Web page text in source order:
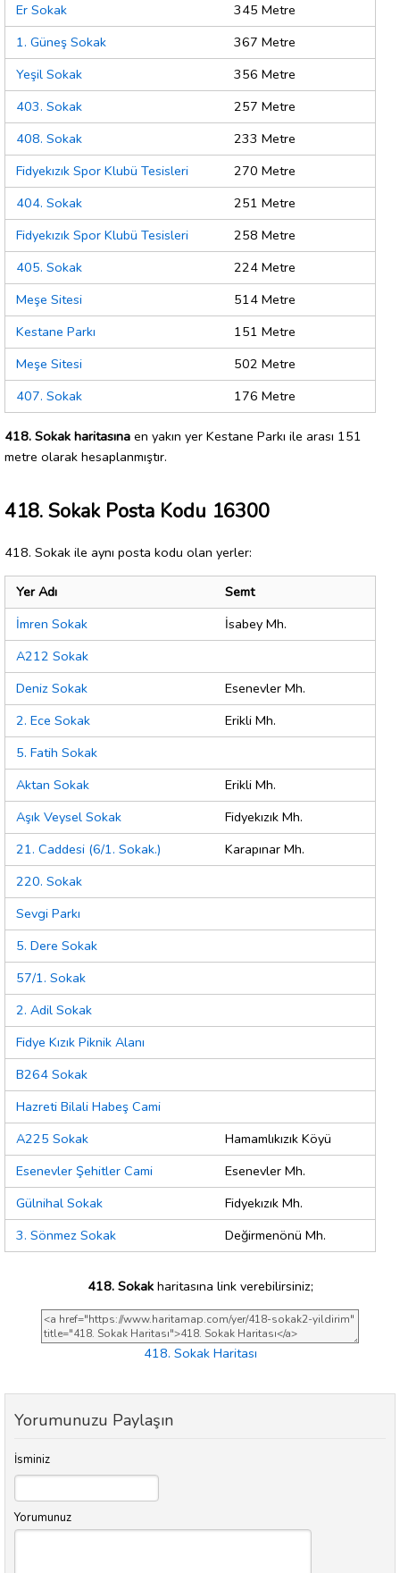
Er Sokak
345 Metre
1. Güneş Sokak
367 Metre
Yeşil Sokak
356 Metre
403. Sokak
257 Metre
408. Sokak
233 Metre
Fidyekızık Spor Klubü Tesisleri
270 Metre
404. Sokak
251 Metre
Fidyekızık Spor Klubü Tesisleri
258 Metre
405. Sokak
224 Metre
Meşe Sitesi
514 Metre
Kestane Parkı
151 Metre
Meşe Sitesi
502 Metre
407. Sokak
176 Metre
418. Sokak haritasına en yakın yer Kestane Parkı ile arası 151
metre olarak hesaplanmıştır.
418. Sokak Posta Kodu 16300
418. Sokak ile aynı posta kodu olan yerler:
Yer Adı
Semt
İmren Sokak
İsabey Mh.
A212 Sokak
Deniz Sokak
Esenevler Mh.
2. Ece Sokak
Erikli Mh.
5. Fatih Sokak
Aktan Sokak
Erikli Mh.
Aşık Veysel Sokak
Fidyekızık Mh.
21. Caddesi (6/1. Sokak.)
Karapınar Mh.
220. Sokak
Sevgi Parkı
5. Dere Sokak
57/1. Sokak
2. Adil Sokak
Fidye Kızık Piknik Alanı
B264 Sokak
Hazreti Bilali Habeş Cami
A225 Sokak
Hamamlıkızık Köyü
Esenevler Şehitler Cami
Esenevler Mh.
Gülnihal Sokak
Fidyekızık Mh.
3. Sönmez Sokak
Değirmenönü Mh.
418. Sokakharitasına link verebilirsiniz;
418. Sokak Haritası
Yorumunuzu Paylaşın
İsminiz
Yorumunuz